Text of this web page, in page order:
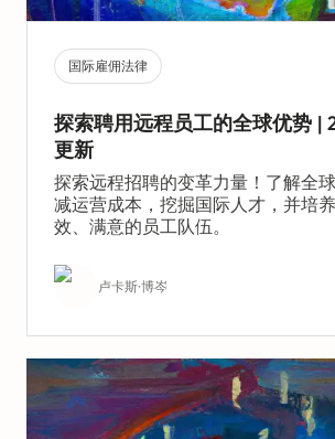
国际雇佣法律
探索聘用远程员工的全球优势 |
更新
探索远程招聘的变革力量！了解全
减运营成本，挖掘国际人才，并培
效、满意的员工队伍。
卢卡斯·博岑